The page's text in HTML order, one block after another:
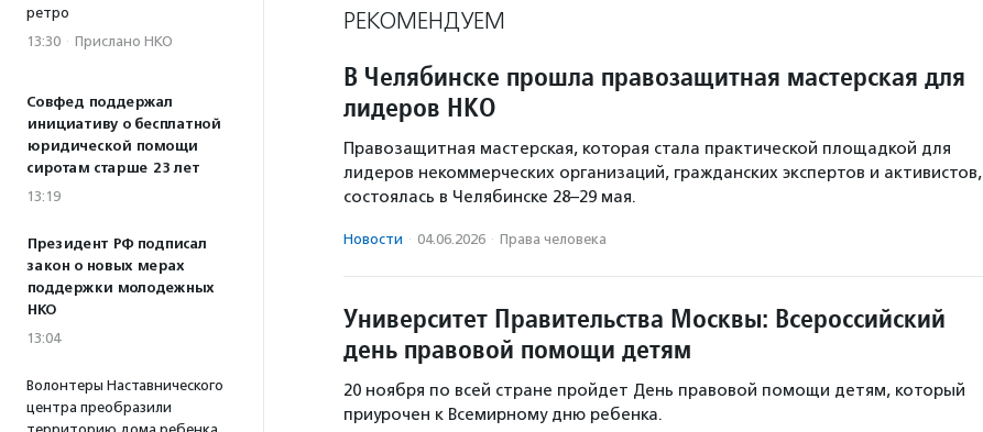
ретро
13:30 · Прислано НКО
Совфед поддержал
инициативу о бесплатной
юридической помощи
сиротам старше 23 лет
13:19
Президент РФ подписал
закон о новых мерах
поддержки молодежных
НКО
13:04
Волонтеры Наставнического
центра преобразили
РЕКОМЕНДУЕМ
В Челябинске прошла правозащитная мастерская для
лидеров НКО
Правозащитная мастерская, которая стала практической площадкой для
лидеров некоммерческих организаций, гражданских экспертов и активистов,
состоялась в Челябинске 28–29 мая.
Новости · 04.06.2026 · Права человека
Университет Правительства Москвы: Всероссийский
день правовой помощи детям
20 ноября по всей стране пройдет День правовой помощи детям, который
приурочен к Всемирному дню ребенка.